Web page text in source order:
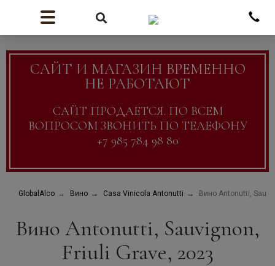
САЙТ И МАГАЗИН ВРЕМЕННО
НЕ РАБОТАЮТ
САЙТ ПРОДАЕТСЯ. ПО ВСЕМ
ВОПРОСОМ ЗВОНИТЬ ПО ТЕЛЕФОНУ
+7 985 784 98 80
GlobalAlco Вино Casa Vinicola Antonutti Вино Antonutti,
Вино Antonutti, Sauvignon,
Friuli Grave, 2023